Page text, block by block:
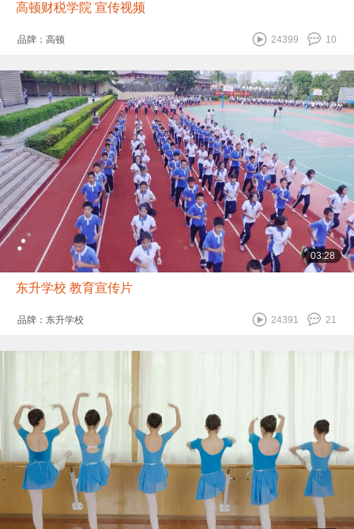
高顿财税学院 宣传视频
品牌：高顿 10
24399
03:28
东升学校 教育宣传片
品牌：东升学校 21
24391